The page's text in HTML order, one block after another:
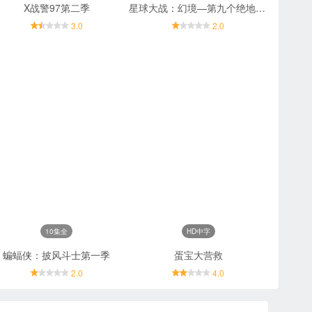
X战警97第二季
3.0
星球大战：幻境—第九个绝地武士
2.0
10集全
蝙蝠侠：披风斗士第一季
2.0
HD中字
蛋宝大营救
4.0